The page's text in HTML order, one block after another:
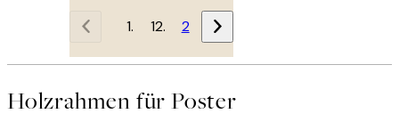
1 2
Holzrahmen für Poster